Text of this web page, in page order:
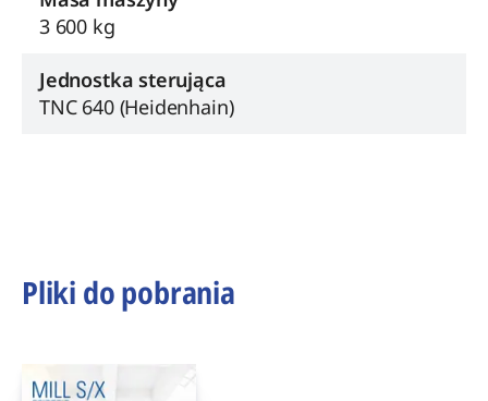
3 600 kg
Jednostka sterująca
TNC 640 (Heidenhain)
Pliki do pobrania